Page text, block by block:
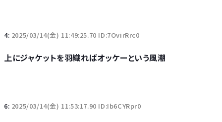
4: 2025/03/14(金) 11:49:25.70 ID:7OvirRrc0
上にジャケットを羽織ればオッケーという風潮
6: 2025/03/14(金) 11:53:17.90 ID:Ib6CYRpr0